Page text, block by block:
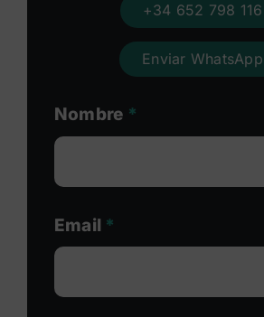
+34 652 798 116
Enviar WhatsApp
Nombre *
Email *